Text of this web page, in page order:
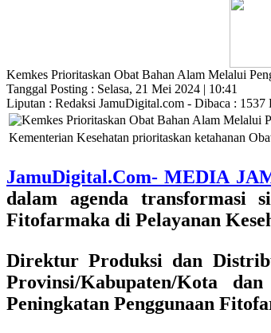
Kemkes Prioritaskan Obat Bahan Alam Melalui
Tanggal Posting : Selasa, 21 Mei 2024 | 10:41
Liputan : Redaksi JamuDigital.com - Dibaca : 1537
Kementerian Kesehatan prioritaskan ketahanan
JamuDigital.Com- MEDIA
dalam agenda transformasi
Fitofarmaka di Pelayanan
Direktur Produksi dan
Provinsi/Kabupaten/Kota
Peningkatan Penggunaan